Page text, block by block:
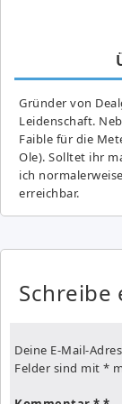
Gründer von
Leidenschaft.
Fai­ble für die
Ole). Solltet ihr
ich
erreichbar.
Schreibe
Deine E-Mail-
Felder sind mit *